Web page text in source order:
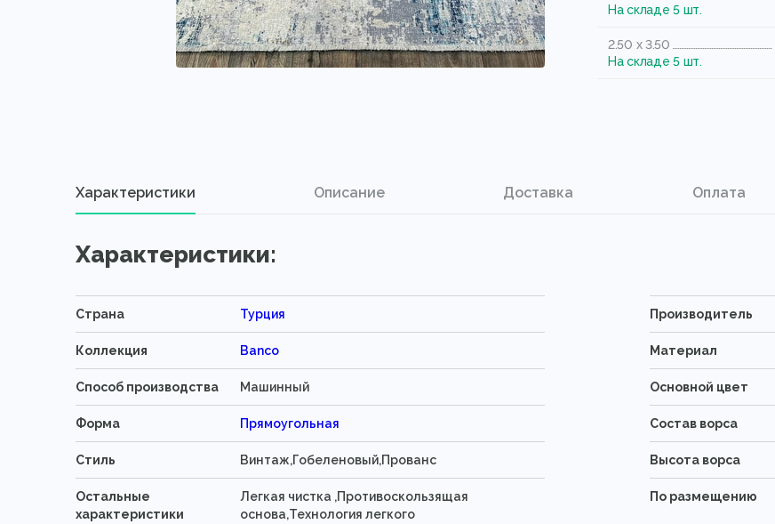
На складе 5 шт.
2.50 x 3.50
На складе 5 шт.
Характеристики Описание Доставка Оплата
Характеристики:
Страна Турция Производитель
Коллекция Banco Материал
Способ производства Машинный Основной цвет
Форма Прямоугольная Состав ворса
Стиль Винтаж,Гобеленовый,Прованс Высота ворса
Остальные
характеристики
Легкая чистка ,Противоскользящая
основа,Технология легкого
По размещению